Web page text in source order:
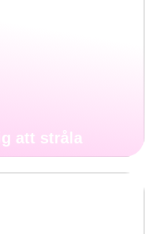
att stråla